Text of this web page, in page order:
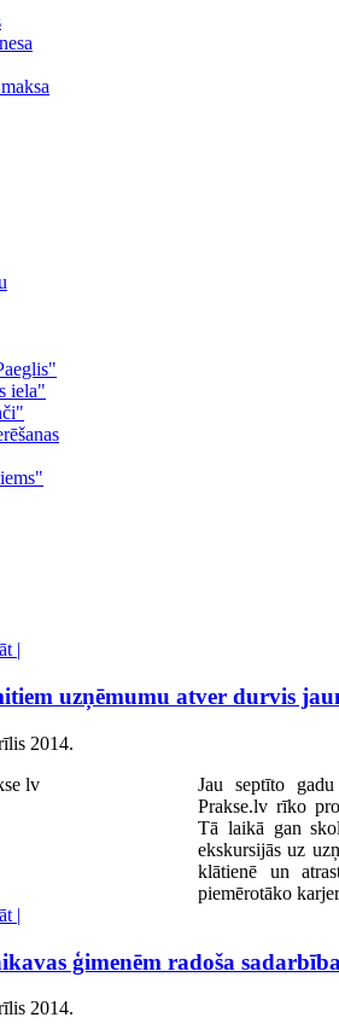
iela"
|
uzņēmumu atver durvis
2014.
Jau septīto
Prakse.lv rīko
Tā laikā gan
ekskursijās uz
klātienē un
piemērotāko
|
ģimenēm radoša
2014.